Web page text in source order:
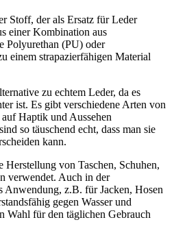
Stoff, der als Ersatz für Leder
einer Kombination aus
Polyurethan (PU) oder
einem strapazierfähigen Material
zu echtem Leder, da es
ist. Es gibt verschiedene Arten von
Haptik und Aussehen
so täuschend echt, dass man sie
kann.
von Taschen, Schuhen,
verwendet. Auch in der
Anwendung, z.B. für Jacken, Hosen
gegen Wasser und
Wahl für den täglichen Gebrauch